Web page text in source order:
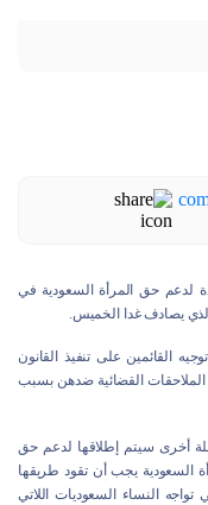
لدعم حق المرأة السعودية في
الذي يصادف غدا الخميس.
القائمين على تنفيذ القانون
الملاحقات القضائية ضدهن بسبب
أخرى سيتم إطلاقها لدعم حق
السعودية يجب أن تقود طريقها
تواجه النساء السعوديات اللاتي